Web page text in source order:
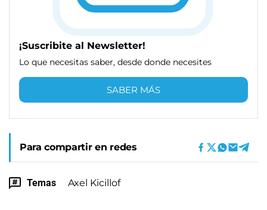
¡Suscribite al Newsletter!
Lo que necesitas saber, desde donde necesites
SABER MÁS
Para compartir en redes
Temas Axel Kicillof